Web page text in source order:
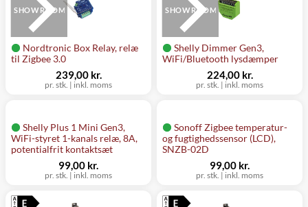
Nordtronic Box Relay, relæ
til Zigbee 3.0
SHOWROOM
pr. stk. | inkl. moms
239,00 kr.
Shelly Dimmer Gen3,
WiFi/Bluetooth lysdæmper
SHOWROOM
pr. stk. | inkl. moms
224,00 kr.
Shelly Plus 1 Mini Gen3,
WiFi-styret 1-kanals relæ, 8A,
potentialfrit kontaktsæt
pr. stk. | inkl. moms
99,00 kr.
Sonoff Zigbee temperatur-
og fugtighedssensor (LCD),
SNZB-02D
pr. stk. | inkl. moms
99,00 kr.